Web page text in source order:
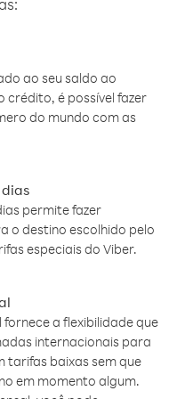
ao seu saldo ao
crédito, é possível fazer
do mundo com as
permite fazer
o destino escolhido pelo
especiais do Viber.
a flexibilidade que
internacionais para
tarifas baixas sem que
em momento algum.